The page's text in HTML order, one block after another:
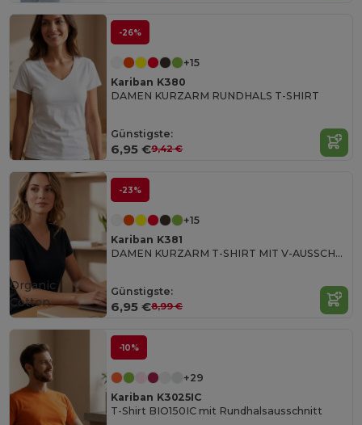
-26%
+15
Kariban K380
DAMEN KURZARM RUNDHALS T-SHIRT
Günstigste:
6,95 €9,42 €
-23%
+15
Kariban K381
DAMEN KURZARM T-SHIRT MIT V-AUSSCHNITT
Günstigste:
6,95 €8,99 €
Organic
Cotton
-10%
+29
Kariban K3025IC
T-Shirt BIO150IC mit Rundhalsausschnitt